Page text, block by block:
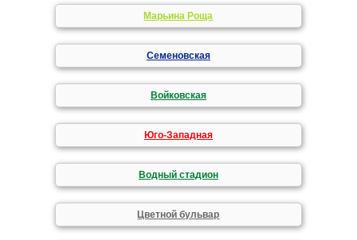
Марьина Роща
Семеновская
Войковская
Юго-Западная
Водный стадион
Цветной бульвар